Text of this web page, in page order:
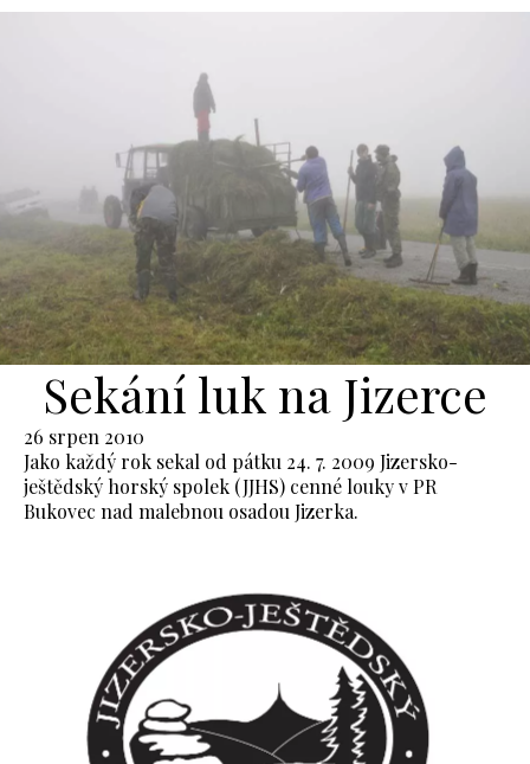
Sekání luk na Jizerce
26 srpen 2010
Jako každý rok sekal od pátku 24. 7. 2009 Jizersko-
ještědský horský spolek (JJHS) cenné louky v PR
Bukovec nad malebnou osadou Jizerka.